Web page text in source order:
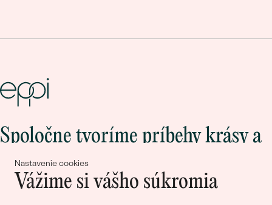
Nastavenie cookies
Vážime si vášho súkromia
Spoločne tvoríme príbehy krásy a
lásky